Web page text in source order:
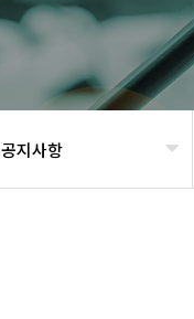
공지사항